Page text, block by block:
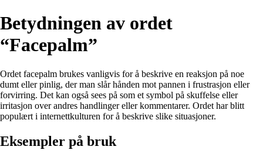
Betydningen av ordet
“Facepalm”
Ordet facepalm brukes vanligvis for å beskrive en reaksjon på noe
dumt eller pinlig, der man slår hånden mot pannen i frustrasjon eller
forvirring. Det kan også sees på som et symbol på skuffelse eller
irritasjon over andres handlinger eller kommentarer. Ordet har blitt
populært i internettkulturen for å beskrive slike situasjoner.
Eksempler på bruk